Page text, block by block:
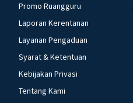
Promo Ruangguru
Laporan Kerentanan
Layanan Pengaduan
Syarat & Ketentuan
Kebijakan Privasi
Tentang Kami